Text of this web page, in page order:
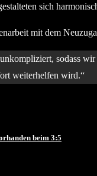
sich
mit dem
sodass
weiterhelfen wird.“
beim 3:5